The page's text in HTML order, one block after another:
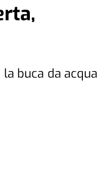
buca da acqua